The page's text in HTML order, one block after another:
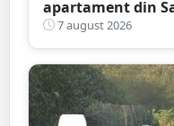
apartament din
spart ușa
7 august 2026